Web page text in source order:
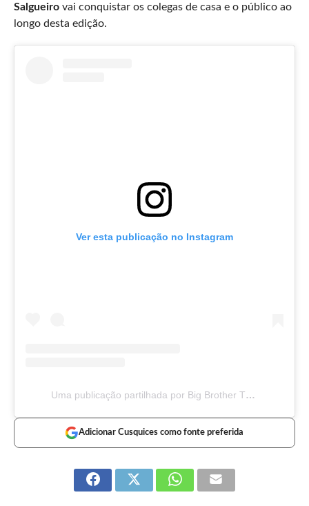
Salgueirovai conquistar os colegas de casa e o público ao
longo desta edição.
Ver esta publicação no Instagram
Uma publicação partilhada por Big Brother TVI (@bigbrothertvi)
Adicionar Cusquices como fonte preferida